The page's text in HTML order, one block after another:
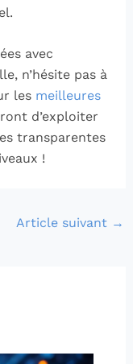
avec
n’hésite pas à
les meilleures
d’exploiter
transparentes
!
Article suivant →